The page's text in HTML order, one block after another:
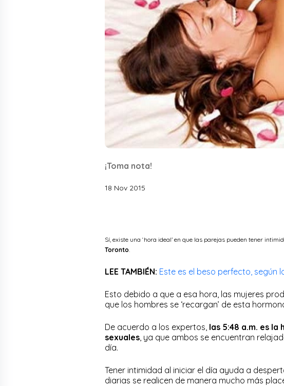
¡Toma nota!
18 Nov 2015
Sí, existe una ‘hora ideal’ en que las parejas pueden tener
Toronto
LEE TAMBIÉN: Este es el beso perfecto, según
Esto debido a que a esa hora, las mujeres
que los hombres se ‘recargan’ de esta
De acuerdo a los expertos, las 5:48 a.m. es
sexuales , ya que ambos se encuentran
día.
Tener intimidad al iniciar el día ayuda a
diarias se realicen de manera mucho más